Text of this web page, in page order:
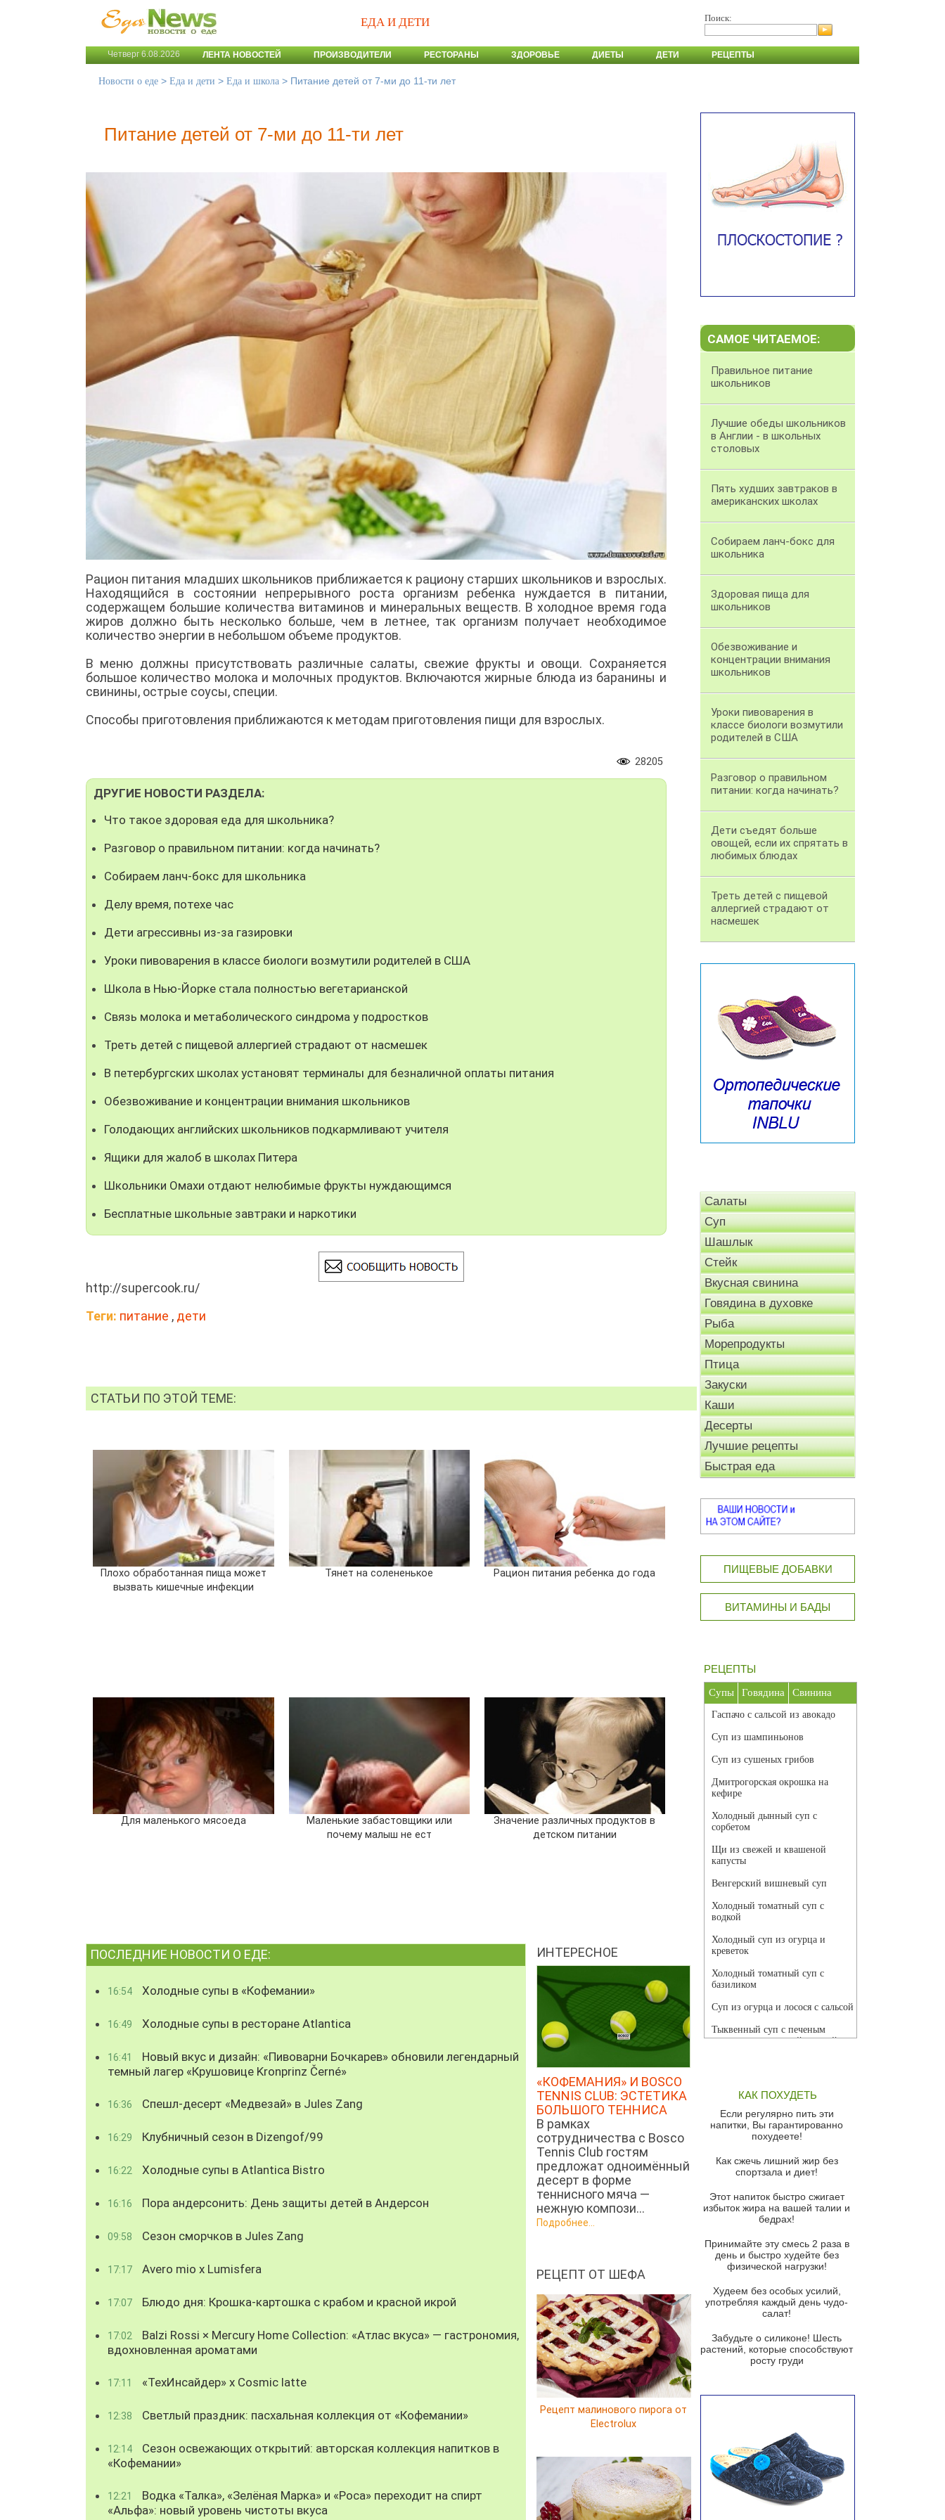
ЕДА И ДЕТИ Поиск:
Четверг 6.08.2026 ЛЕНТА НОВОСТЕЙ ПРОИЗВОДИТЕЛИ РЕСТОРАНЫ ЗДОРОВЬЕ ДИЕТЫ ДЕТИ РЕЦЕПТЫ
Новости о еде > Еда и дети > Еда и школа > Питание детей от 7-ми до 11-ти лет
Питание детей от 7-ми до 11-ти лет
Рацион питания младших школьников приближается к рациону старших школьников и взрослых.
Находящийся в состоянии непрерывного роста организм ребенка нуждается в питании,
содержащем большие количества витаминов и минеральных веществ. В холодное время года
жиров должно быть несколько больше, чем в летнее, так организм получает необходимое
количество энергии в небольшом объеме продуктов.
В меню должны присутствовать различные салаты, свежие фрукты и овощи. Сохраняется
большое количество молока и молочных продуктов. Включаются жирные блюда из баранины и
свинины, острые соусы, специи.
Способы приготовления приближаются к методам приготовления пищи для взрослых.
28205
ДРУГИЕ НОВОСТИ РАЗДЕЛА:
Что такое здоровая еда для школьника?
Разговор о правильном питании: когда начинать?
Собираем ланч-бокс для школьника
Делу время, потехе час
Дети агрессивны из-за газировки
Уроки пивоварения в классе биологи возмутили родителей в США
Школа в Нью-Йорке стала полностью вегетарианской
Связь молока и метаболического синдрома у подростков
Треть детей с пищевой аллергией страдают от насмешек
В петербургских школах установят терминалы для безналичной оплаты питания
Обезвоживание и концентрации внимания школьников
Голодающих английских школьников подкармливают учителя
Ящики для жалоб в школах Питера
Школьники Омахи отдают нелюбимые фрукты нуждающимся
Бесплатные школьные завтраки и наркотики
http://supercook.ru/
Теги: питание , дети
СТАТЬИ ПО ЭТОЙ ТЕМЕ:
Плохо обработанная пища может
вызвать кишечные инфекции
Тянет на солененькое Рацион питания ребенка до года
Для маленького мясоеда
Маленькие забастовщики или
почему малыш не ест
Значение различных продуктов в
детском питании
ПОСЛЕДНИЕ НОВОСТИ О ЕДЕ:
16:54 Холодные супы в «Кофемании»
16:49 Холодные супы в ресторане Atlantica
16:41
Новый вкус и дизайн: «Пивоварни Бочкарев» обновили легендарный
темный лагер «Крушовице Kronprinz Černé»
16:36 Спешл-десерт «Медвезай» в Jules Zang
16:29 Клубничный сезон в Dizengof/99
16:22 Холодные супы в Atlantica Bistro
16:16 Пора андерсонить: День защиты детей в Андерсон
09:58 Сезон сморчков в Jules Zang
17:17 Avero mio x Lumisfera
17:07 Блюдо дня: Крошка-картошка с крабом и красной икрой
17:02
Balzi Rossi × Mercury Home Collection: «Атлас вкуса» — гастрономия,
вдохновленная ароматами
17:11 «ТехИнсайдер» х Cosmic latte
12:38 Светлый праздник: пасхальная коллекция от «Кофемании»
12:14
Сезон освежающих открытий: авторская коллекция напитков в
«Кофемании»
12:21
Водка «Талка», «Зелёная Марка» и «Роса» переходит на спирт
«Альфа»: новый уровень чистоты вкуса
ИНТЕРЕСНОЕ
«КОФЕМАНИЯ» И BOSCO
TENNIS CLUB: ЭСТЕТИКА
БОЛЬШОГО ТЕННИСА
В рамках
сотрудничества с Bosco
Tennis Club гостям
предложат одноимённый
десерт в форме
теннисного мяча —
нежную компози...
Подробнее...
РЕЦЕПТ ОТ ШЕФА
Рецепт малинового пирога от
Electrolux
САМОЕ ЧИТАЕМОЕ:
Правильное питание
школьников
Лучшие обеды школьников
в Англии - в школьных
столовых
Пять худших завтраков в
американских школах
Собираем ланч-бокс для
школьника
Здоровая пища для
школьников
Обезвоживание и
концентрации внимания
школьников
Уроки пивоварения в
классе биологи возмутили
родителей в США
Разговор о правильном
питании: когда начинать?
Дети съедят больше
овощей, если их спрятать в
любимых блюдах
Треть детей с пищевой
аллергией страдают от
насмешек
Салаты
Суп
Шашлык
Стейк
Вкусная свинина
Говядина в духовке
Рыба
Морепродукты
Птица
Закуски
Каши
Десерты
Лучшие рецепты
Быстрая еда
ПИЩЕВЫЕ ДОБАВКИ
ВИТАМИНЫ И БАДЫ
РЕЦЕПТЫ
Супы Говядина Свинина
Гаспачо с сальсой из авокадо
Суп из шампиньонов
Суп из сушеных грибов
Дмитрогорская окрошка на
кефире
Холодный дынный суп с
сорбетом
Щи из свежей и квашеной
капусты
Венгерский вишневый суп
Холодный томатный суп с
водкой
Холодный суп из огурца и
креветок
Холодный томатный суп с
базиликом
Суп из огурца и лосося с сальсой
Тыквенный суп с печеным
чесноком и томатной сальсой
красного перца
Парижский луковый суп
Суп из спаржи и горошка с
Суп-крем из цветной капусты
Французский луковый суп
Суп из баклажанов с моцареллой
Грибной крем-суп с кростини с
козьим сыром
Суп мисо с зеленым луком и
тофу
из рукколы
Португальский чесночный суп с
Ирландский картофельный суп
Суп из пастернака
Пряный морковный суп во время
зимних холодов
КАК ПОХУДЕТЬ
Если регулярно пить эти
напитки, Вы гарантированно
похудеете!
Как сжечь лишний жир без
спортзала и диет!
Этот напиток быстро сжигает
избыток жира на вашей талии и
бедрах!
Принимайте эту смесь 2 раза в
день и быстро худейте без
физической нагрузки!
Худеем без особых усилий,
употребляя каждый день чудо-
салат!
Забудьте о силиконе! Шесть
растений, которые способствуют
росту груди